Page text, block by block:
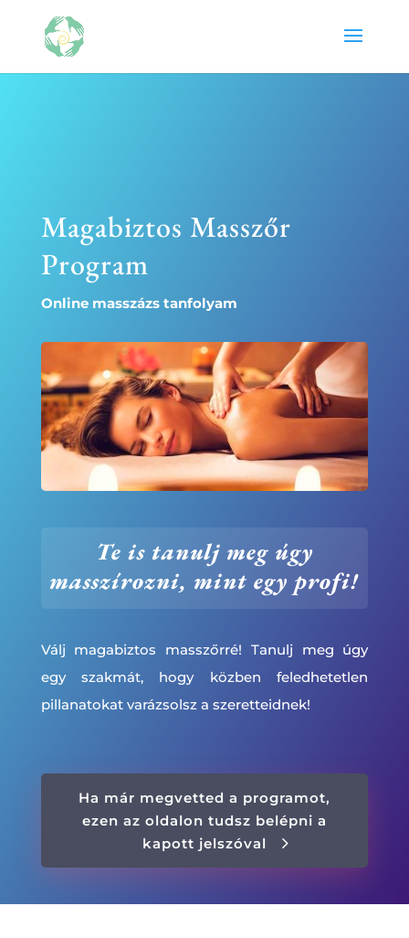
Magabiztos Masszőr
Program
Online masszázs tanfolyam
Te is tanulj meg úgy
masszírozni, mint egy profi!
Válj magabiztos masszőrré! Tanulj meg úgy
egy szakmát, hogy közben feledhetetlen
pillanatokat varázsolsz a szeretteidnek!
Ha már megvetted a programot,
ezen az oldalon tudsz belépni a
kapott jelszóval